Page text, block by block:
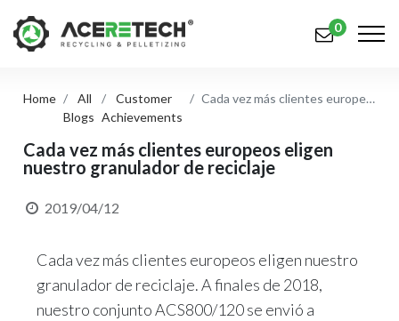
Productos
Aplicaciones
Sobre nosotros
Contáctenos
0
Home
All
Blogs
Customer
Achievements
Cada vez más clientes europeos eligen nuestro granulador de reciclaje
Cada vez más clientes europeos eligen
nuestro granulador de reciclaje
2019/04/12
Cada vez más clientes europeos eligen nuestro
granulador de reciclaje. A finales de 2018,
nuestro conjunto ACS800/120 se envió a